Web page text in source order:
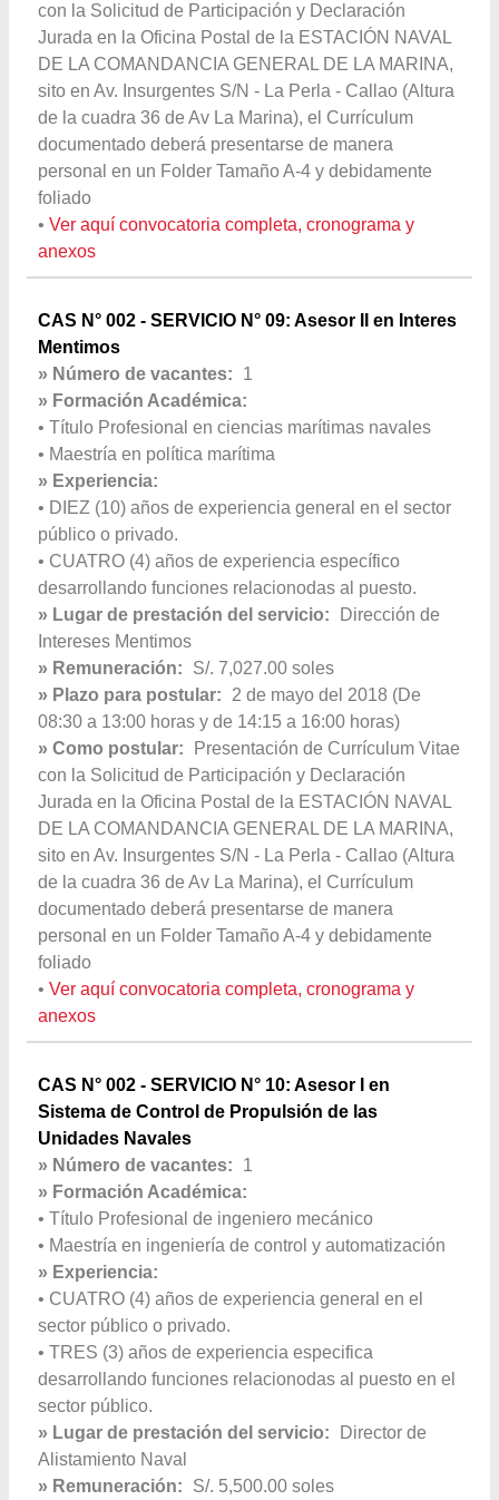
con la Solicitud de Participación y Declaración
Jurada en la Oficina Postal de la ESTACIÓN NAVAL
DE LA COMANDANCIA GENERAL DE LA MARINA,
sito en Av. Insurgentes S/N - La Perla - Callao (Altura
de la cuadra 36 de Av La Marina), el Currículum
documentado deberá presentarse de manera
personal en un Folder Tamaño A-4 y debidamente
foliado
• Ver aquí convocatoria completa, cronograma y
anexos
CAS N° 002 - SERVICIO N° 09: Asesor II en Interes
Mentimos
» Número de vacantes:
1
» Formación Académica:
• Título Profesional en ciencias marítimas navales
• Maestría en política marítima
» Experiencia:
• DIEZ (10) años de experiencia general en el sector
público o privado.
• CUATRO (4) años de experiencia específico
desarrollando funciones relacionodas al puesto.
» Lugar de prestación del servicio:
Dirección de
Intereses Mentimos
» Remuneración:
S/. 7,027.00 soles
» Plazo para postular:
2 de mayo del 2018 (De
08:30 a 13:00 horas y de 14:15 a 16:00 horas)
» Como postular:
Presentación de Currículum Vitae
con la Solicitud de Participación y Declaración
Jurada en la Oficina Postal de la ESTACIÓN NAVAL
DE LA COMANDANCIA GENERAL DE LA MARINA,
sito en Av. Insurgentes S/N - La Perla - Callao (Altura
de la cuadra 36 de Av La Marina), el Currículum
documentado deberá presentarse de manera
personal en un Folder Tamaño A-4 y debidamente
foliado
• Ver aquí convocatoria completa, cronograma y
anexos
CAS N° 002 - SERVICIO N° 10: Asesor I en
Sistema de Control de Propulsión de las
Unidades Navales
» Número de vacantes:
1
» Formación Académica:
• Título Profesional de ingeniero mecánico
• Maestría en ingeniería de control y automatización
» Experiencia:
• CUATRO (4) años de experiencia general en el
sector público o privado.
• TRES (3) años de experiencia especifica
desarrollando funciones relacionodas al puesto en el
sector público.
» Lugar de prestación del servicio:
Director de
Alistamiento Naval
» Remuneración:
S/. 5,500.00 soles